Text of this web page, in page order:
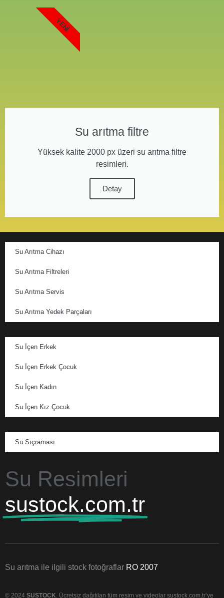
Su arıtma filtre
Yüksek kalite 2000 px üzeri su arıtma filtre
resimleri.
Detay
YENI
Su Arıtma Cihazı
Su Arıtma Filtreleri
Su Arıtma Servis
Su Arıtma Yedek Parçaları
Su İçen Erkek
Su İçen Erkek Çocuk
Su İçen Kadın
Su İçen Kız Çocuk
Su Sıçraması
Su Resimleri
sustock.com.tr
Su arıtma ile ilgili stock fotoğraflar RO 2007
© 2024 SUSTOCK . Ücretsiz dağıtılan tüm resim ve videolar sustock.com.tr’ye